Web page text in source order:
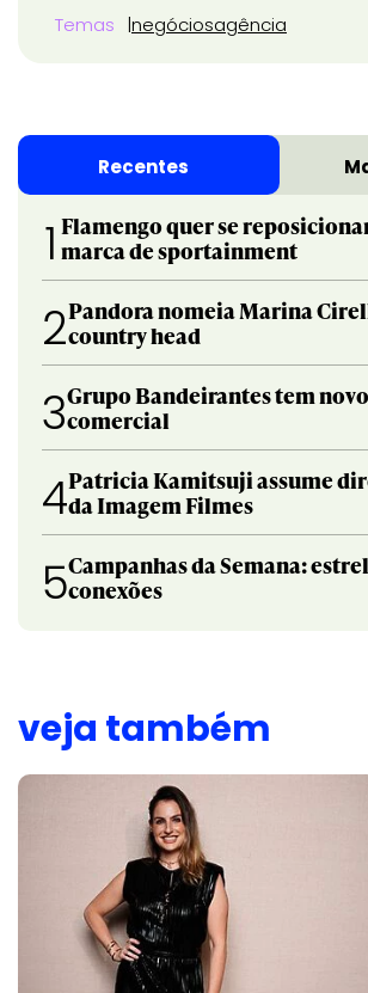
Temas negóciosagência
Recentes
1 Flamengo quer se
marca de sportainment
2Pandora nomeia Marina
country head
3Grupo Bandeirantes tem
comercial
4Patricia Kamitsuji assume
da Imagem Filmes
5Campanhas da Semana:
conexões
veja também